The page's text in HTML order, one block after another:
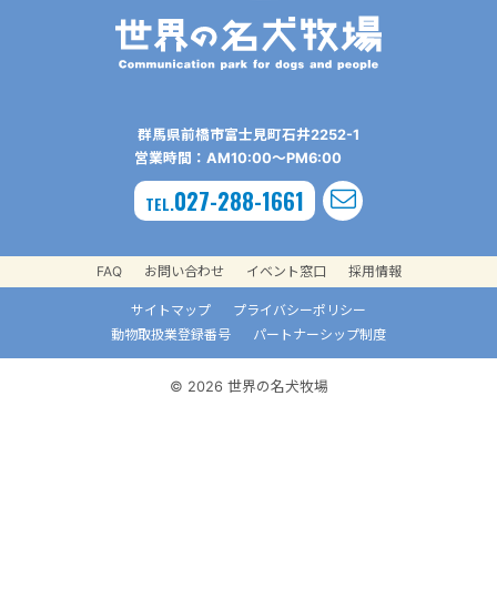
群⾺県前橋市富⼠⾒町⽯井2252-1
営業時間：AM10:00〜PM6:00
TEL.027-288-1661
FAQ お問い合わせ イベント窓口 採用情報
サイトマップ
プライバシーポリシー
動物取扱業登録番号
パートナーシップ制度
© 2026 世界の名犬牧場